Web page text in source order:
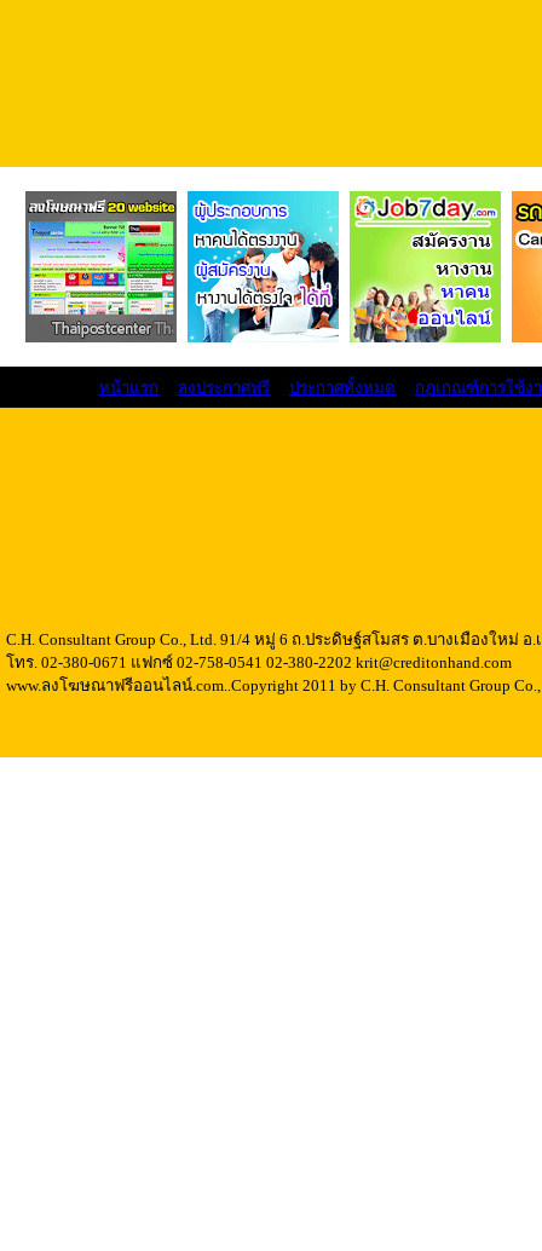
หน้าแรก ลงประกาศฟรี ประกาศทั้งหมด กฏเกณฑ์การใช้ง
C.H. Consultant Group Co., Ltd. 91/4 หมู่ 6 ถ.ประดิษฐ์สโมสร ต.บางเมืองใหม่ อ
โทร. 02-380-0671 แฟกซ์ 02-758-0541 02-380-2202 krit@creditonhand.com
www.ลงโฆษณาฟรีออนไลน์.com..Copyright 2011 by C.H. Consultant Group